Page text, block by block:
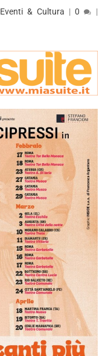
Eventi & Cultura |0 |